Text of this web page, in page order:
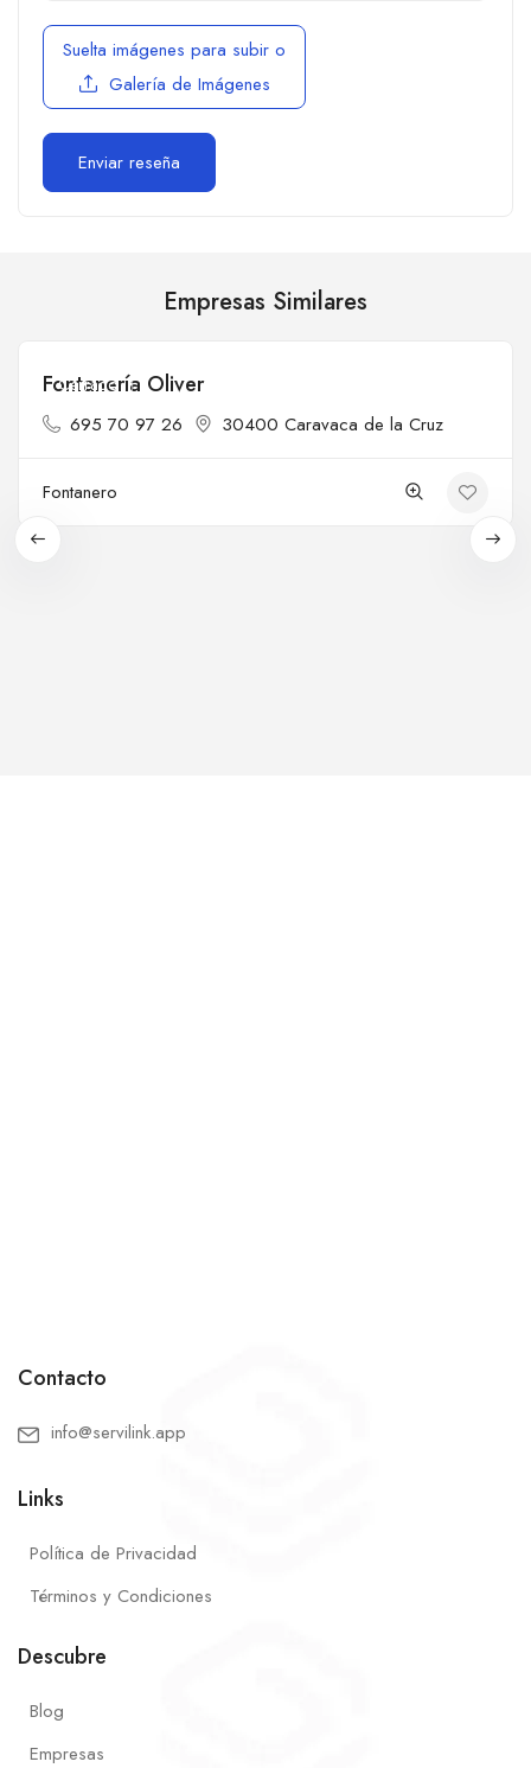
Suelta imágenes para subir o
Galería de Imágenes
Empresas Similares
Cerrado
Fontanería Oliver
695 70 97 26 30400 Caravaca de la Cruz
Fontanero
Contacto
info@servilink.app
Links
Política de Privacidad
Términos y Condiciones
Descubre
Blog
Empresas